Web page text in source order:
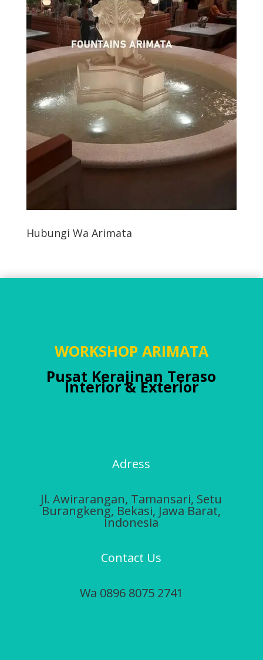
Hubungi Wa Arimata
WORKSHOP ARIMATA
Pusat Kerajinan Teraso
Interior & Exterior
Adress
Jl. Awirarangan, Tamansari, Setu
Burangkeng, Bekasi, Jawa Barat,
Indonesia
Contact Us
Wa 0896 8075 2741